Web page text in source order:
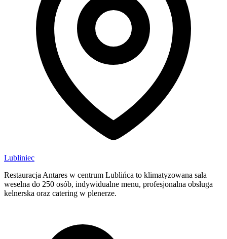
Lubliniec
Restauracja Antares w centrum Lublińca to klimatyzowana sala
weselna do 250 osób, indywidualne menu, profesjonalna obsługa
kelnerska oraz catering w plenerze.